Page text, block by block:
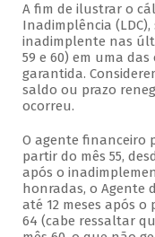
A fim de ilustrar o
Inadimplência
inadimplente nas
59 e 60) em uma
garantida.
saldo ou prazo
ocorreu.
O agente financeiro
partir do mês 55,
após o
honradas, o Agente
até 12 meses após
64 (cabe ressaltar